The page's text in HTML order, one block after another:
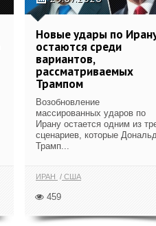
Новые удары по
остаются среди
вариантов,
рассматриваемых
Трампом
Возобновление
массированных ударов по
Ирану остается одним из
сценариев, которые
Трамп...
ИРАН США
459